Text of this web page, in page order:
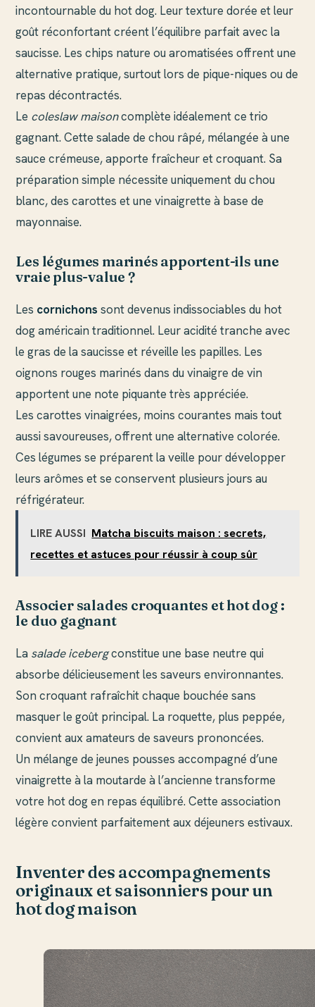
incontournable du hot dog. Leur texture dorée et leur
goût réconfortant créent l’équilibre parfait avec la
saucisse. Les chips nature ou aromatisées offrent une
alternative pratique, surtout lors de pique-niques ou de
repas décontractés.
Le coleslaw maisoncomplète idéalement ce trio
gagnant. Cette salade de chou râpé, mélangée à une
sauce crémeuse, apporte fraîcheur et croquant. Sa
préparation simple nécessite uniquement du chou
blanc, des carottes et une vinaigrette à base de
mayonnaise.
Les légumes marinés apportent-ils une
vraie plus-value ?
Les cornichons sont devenus indissociables du hot
dog américain traditionnel. Leur acidité tranche avec
le gras de la saucisse et réveille les papilles. Les
oignons rouges marinés dans du vinaigre de vin
apportent une note piquante très appréciée.
Les carottes vinaigrées, moins courantes mais tout
aussi savoureuses, offrent une alternative colorée.
Ces légumes se préparent la veille pour développer
leurs arômes et se conservent plusieurs jours au
réfrigérateur.
LIRE AUSSI Matcha biscuits maison : secrets,
recettes et astuces pour réussir à coup sûr
Associer salades croquantes et hot dog :
le duo gagnant
La salade icebergconstitue une base neutre qui
absorbe délicieusement les saveurs environnantes.
Son croquant rafraîchit chaque bouchée sans
masquer le goût principal. La roquette, plus peppée,
convient aux amateurs de saveurs prononcées.
Un mélange de jeunes pousses accompagné d’une
vinaigrette à la moutarde à l’ancienne transforme
votre hot dog en repas équilibré. Cette association
légère convient parfaitement aux déjeuners estivaux.
Inventer des accompagnements
originaux et saisonniers pour un
hot dog maison